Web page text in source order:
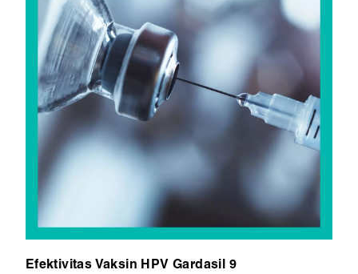
Efektivitas Vaksin HPV Gardasil 9